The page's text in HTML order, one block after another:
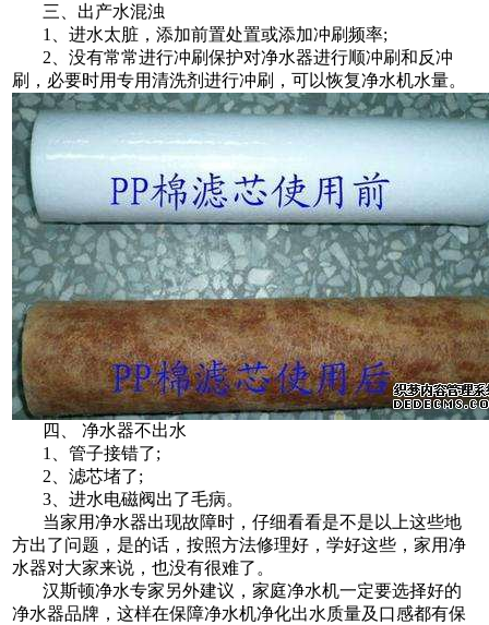
三、出产水混浊
1、进水太脏，添加前置处置或添加冲刷频率;
2、没有常常进行冲刷保护对净水器进行顺冲刷和反冲
刷，必要时用专用清洗剂进行冲刷，可以恢复净水机水量。
四、 净水器不出水
1、管子接错了;
2、滤芯堵了;
3、进水电磁阀出了毛病。
当家用净水器出现故障时，仔细看看是不是以上这些地
方出了问题，是的话，按照方法修理好，学好这些，家用净
水器对大家来说，也没有很难了。
汉斯顿净水专家另外建议，家庭净水机一定要选择好的
净水器品牌，这样在保障净水机净化出水质量及口感都有保